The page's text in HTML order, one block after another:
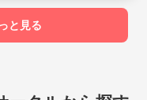
t3rollers TW:@Tokyo3Ro
http://www.mensrollerderbyjap
なって行きたいと思ってます✨
が大好きだけど周りに一緒に行
くらいのペース）で走ってい
軽にご参加できます！ メンバ
回コース」「夢の島陸上競技
君津市大和田・新日鐵住金君津
どで開催しています。興味があ
をどうぞ。 ちなみに、日
と見る